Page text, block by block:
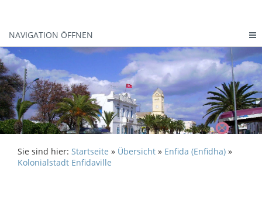
NAVIGATION ÖFFNEN
Sie sind hier: Startseite » Übersicht » Enfida (Enfidha) »
Kolonialstadt Enfidaville